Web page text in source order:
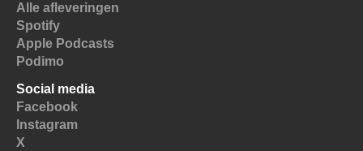
Alle afleveringen
Spotify
Apple Podcasts
Podimo
Social media
Facebook
Instagram
X